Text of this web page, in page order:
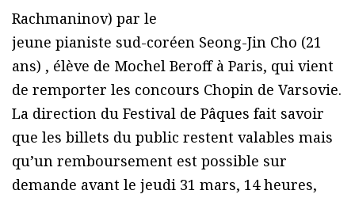
Rachmaninov) par le
jeune pianiste sud-coréen Seong-Jin Cho (21
ans) , élève de Mochel Beroff à Paris, qui vient
de remporter les concours Chopin de Varsovie.
La direction du Festival de Pâques fait savoir
que les billets du public restent valables mais
qu’un remboursement est possible sur
demande avant le jeudi 31 mars, 14 heures,